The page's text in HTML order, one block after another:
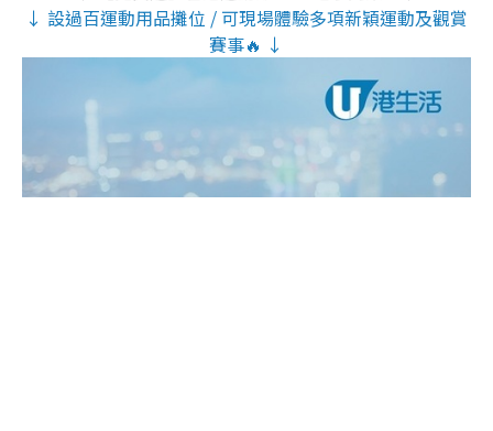
↓ 設過百運動用品攤位 / 可現場體驗多項新穎運動及觀賞
賽事🔥 ↓